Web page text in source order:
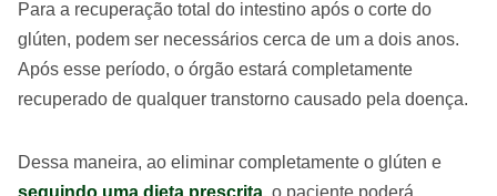
Para a recuperação total do intestino após o corte do
glúten, podem ser necessários cerca de um a dois anos.
Após esse período, o órgão estará completamente
recuperado de qualquer transtorno causado pela doença.
Dessa maneira, ao eliminar completamente o glúten e